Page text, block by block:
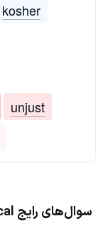
kosher
unjust
سوال‌های رایج ethical